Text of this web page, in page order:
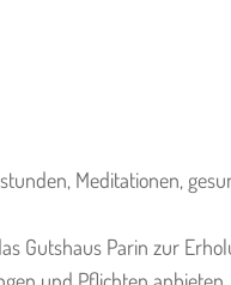
Meditationen,
Gutshaus Parin zur